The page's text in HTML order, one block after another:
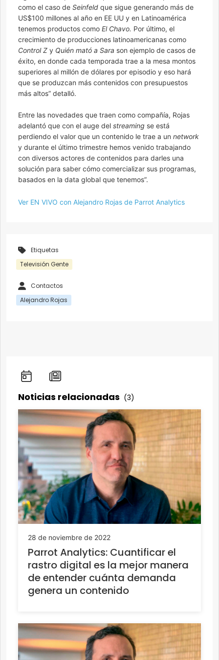
como el caso de Seinfeld que sigue generando más de
US$100 millones al año en EE UU y en Latinoamérica
tenemos productos como El Chavo. Por último, el
crecimiento de producciones latinoamericanas como
Control Z y Quién mató a Sara son ejemplo de casos de
éxito, en donde cada temporada trae a la mesa montos
superiores al millón de dólares por episodio y eso hará
que se produzcan más contenidos con presupuestos
más altos” detalló.
Entre las novedades que traen como compañía, Rojas
adelantó que con el auge del streaming se está
perdiendo el valor que un contenido le trae a un network
y durante el último trimestre hemos venido trabajando
con diversos actores de contenidos para darles una
solución para saber cómo comercializar sus programas,
basados en la data global que tenemos”.
Ver EN VIVO con Alejandro Rojas de Parrot Analytics
Etiquetas
Televisión Gente
Contactos
Alejandro Rojas
Noticias relacionadas (3)
28 de noviembre de 2022
Parrot Analytics: Cuantificar el
rastro digital es la mejor manera
de entender cuánta demanda
genera un contenido